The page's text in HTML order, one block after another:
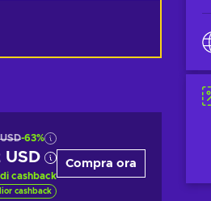
-63%
USD
di cashback
cashback
Compra ora